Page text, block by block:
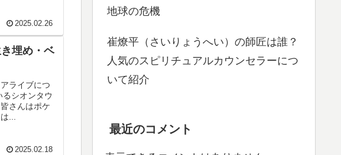
2025.02.26
埋め・ベ
ライブにつ
シオンタウ
さんはポケ
...
2025.02.18
地球の危機
崔燎平（さいりょうへい）の師匠は誰？
人気のスピリチュアルカウンセラーにつ
いて紹介
最近のコメント